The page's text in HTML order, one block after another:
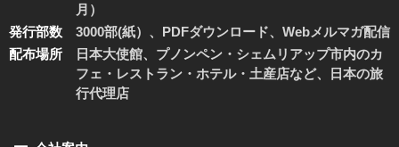
月）
発行部数
3000部(紙）、PDFダウンロード、Webメルマガ配信
配布場所
日本大使館、プノンペン・シェムリアップ市内のカ
フェ・レストラン・ホテル・土産店など、日本の旅
行代理店